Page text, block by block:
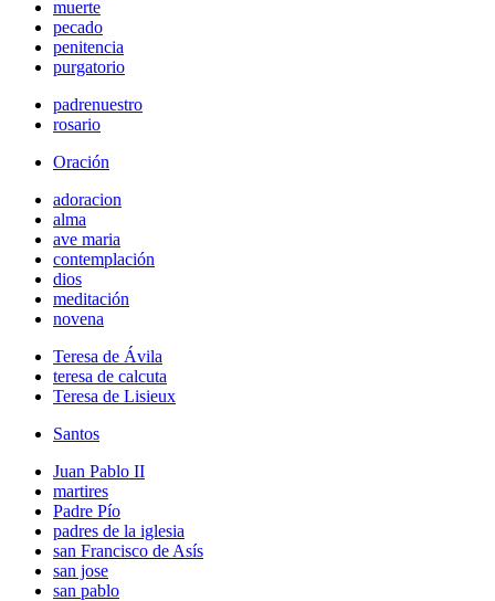
muerte
pecado
penitencia
purgatorio
padrenuestro
rosario
Oración
adoracion
alma
ave maria
contemplación
dios
meditación
novena
Teresa de Ávila
teresa de calcuta
Teresa de Lisieux
Santos
Juan Pablo II
martires
Padre Pío
padres de la iglesia
san Francisco de Asís
san jose
san pablo